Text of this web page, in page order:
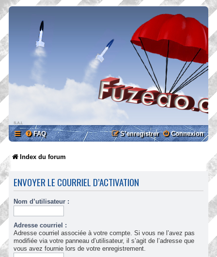
FAQ Connexion
S’enregistrer
Index du forum
ENVOYER LE COURRIEL D’ACTIVATION
Nom d’utilisateur :
Adresse courriel :
Adresse courriel associée à votre compte. Si vous ne l’avez pas
modifiée via votre panneau d’utilisateur, il s’agit de l’adresse que
vous avez fournie lors de votre enregistrement.